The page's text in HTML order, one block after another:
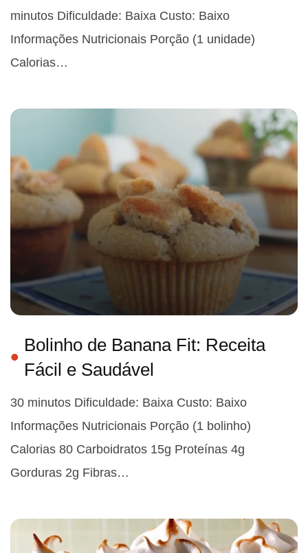
minutos Dificuldade: Baixa Custo: Baixo
Informações Nutricionais Porção (1 unidade)
Calorias…
Bolinho de Banana Fit: Receita
Fácil e Saudável
30 minutos Dificuldade: Baixa Custo: Baixo
Informações Nutricionais Porção (1 bolinho)
Calorias 80 Carboidratos 15g Proteínas 4g
Gorduras 2g Fibras…